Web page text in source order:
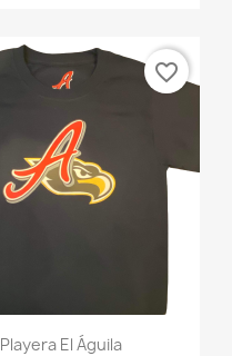
Vista rápida
Playera El Águila
favorite_border